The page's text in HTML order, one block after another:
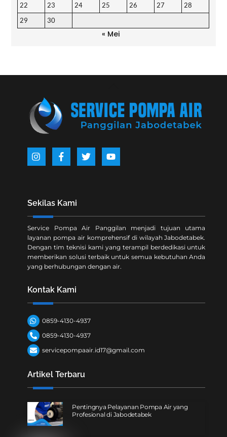
22
23 24 25 26 27
28
29
30
« Mei
Top
Icon
Icon
Icon
Icon
Sekilas Kami
Service Pompa Air Panggilan menjadi tujuan utama
layanan pompa air komprehensif di wilayah Jabodetabek.
Dengan tim teknisi kami yang terampil berdedikasi untuk
memberikan solusi terbaik untuk semua kebutuhan Anda
yang berhubungan dengan air.
Kontak Kami
0859-4130-4937
0859-4130-4937
servicepompaair.id17@gmail.com
Artikel Terbaru
Pentingnya Pelayanan Pompa Air yang
Profesional di Jabodetabek